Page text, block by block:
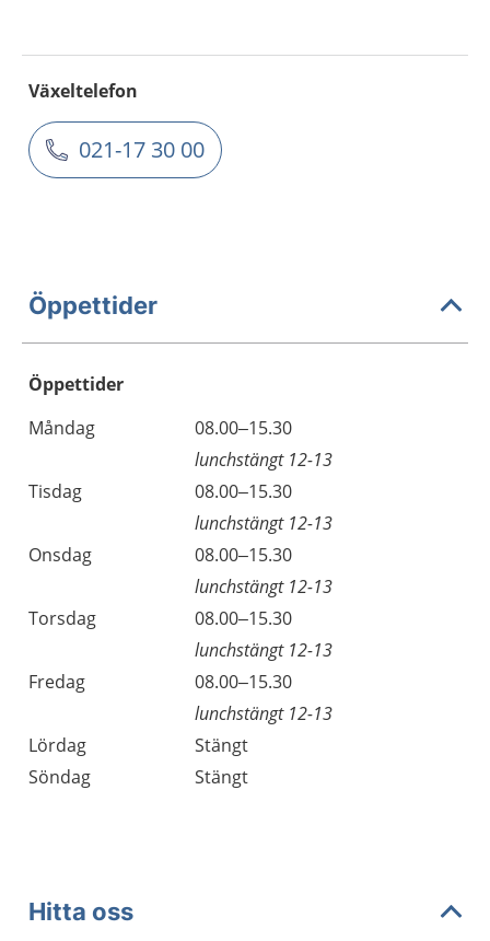
Växeltelefon
021-17 30 00
Öppettider
Öppettider
Dag
Öppettider
Kommentarer
Måndag
08.00–15.30
lunchstängt 12-13
Tisdag
08.00–15.30
lunchstängt 12-13
Onsdag
08.00–15.30
lunchstängt 12-13
Torsdag
08.00–15.30
lunchstängt 12-13
Fredag
08.00–15.30
lunchstängt 12-13
Lördag
Stängt
Söndag
Stängt
Hitta oss